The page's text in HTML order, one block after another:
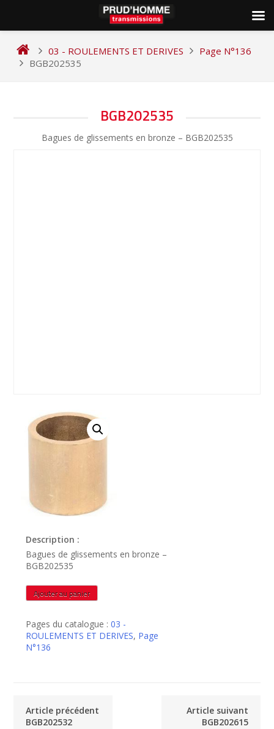
content
03 - ROULEMENTS ET DERIVES
Page N°136
BGB202535
BGB202535
Bagues de glissements en bronze – BGB202535
Description :
Bagues de glissements en bronze –
BGB202535
quantité
de
Ajouter au panier
Pages du catalogue :03 -
ROULEMENTS ET DERIVES, Page
N°136
Article précédent
BGB202532
Article suivant
BGB202615